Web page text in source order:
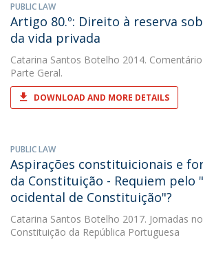
PUBLIC LAW
Artigo 80.º: Direito à reserva
da vida privada
Catarina Santos Botelho 2014.
Parte Geral.
DOWNLOAD AND MORE DETAILS
PUBLIC LAW
Aspirações constituicionais e
da Constituição - Requiem pelo
ocidental de Constituição"?
Catarina Santos Botelho 2017. Jornadas
Constituição da República Portuguesa